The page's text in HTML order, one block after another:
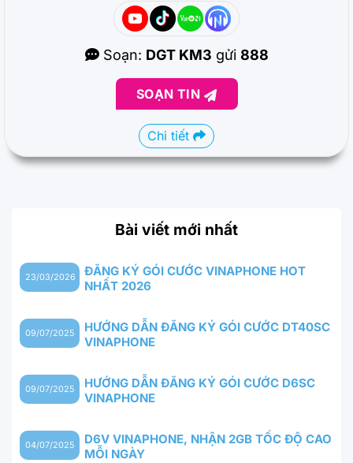
Soạn: DGT KM3 gửi 888
SOẠN TIN
Chi tiết
Bài viết mới nhất
ĐĂNG KÝ GÓI CƯỚC VINAPHONE HOT
NHẤT 2026
23/03/2026
HƯỚNG DẪN ĐĂNG KÝ GÓI CƯỚC DT40SC
VINAPHONE
09/07/2025
HƯỚNG DẪN ĐĂNG KÝ GÓI CƯỚC D6SC
VINAPHONE
09/07/2025
D6V VINAPHONE, NHẬN 2GB TỐC ĐỘ CAO
MỖI NGÀY
04/07/2025